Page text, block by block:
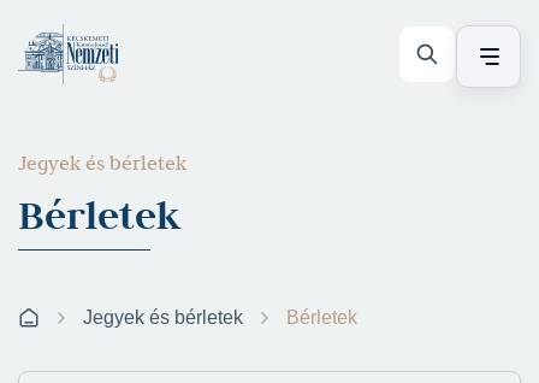
Jegyek és bérletek
Bérletek
Jegyek és bérletek Bérletek